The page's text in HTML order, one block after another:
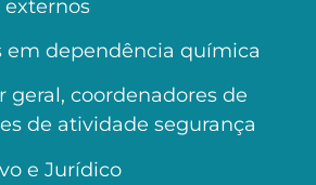
externos
em dependência química
geral, coordenadores de
de atividade segurança
e Jurídico